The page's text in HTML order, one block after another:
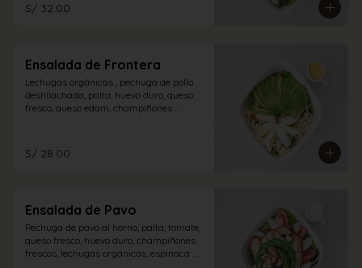
S/ 32.00
Ensalada de Frontera
Lechugas orgánicas , pechuga de pollo
deshilachada, palta, huevo duro, queso
fresco, queso edam, champiñones
S/ 28.00
Ensalada de Pavo
Pechuga de pavo al horno, palta, tomate,
queso fresco, huevo duro, champiñones
frescos, lechugas orgánicas, espinaca